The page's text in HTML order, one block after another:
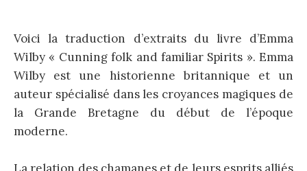
Voici la traduction d’extraits du livre d’Emma
Wilby « Cunning folk and familiar Spirits ». Emma
Wilby est une historienne britannique et un
auteur spécialisé dans les croyances magiques de
la Grande Bretagne du début de l’époque
moderne.